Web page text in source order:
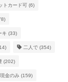
トカード可 (6)
キ (33)
二人で (354)
(202)
現金のみ (159)